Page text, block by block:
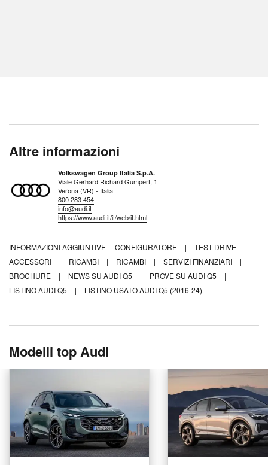
Altre informazioni
Volkswagen Group Italia S.p.A.
Viale Gerhard Richard Gumpert, 1
Verona (VR) - Italia
800 283 454
info@audi.it
https://www.audi.it/it/web/it.html
INFORMAZIONI AGGIUNTIVE CONFIGURATORE | TEST DRIVE
|
ACCESSORI
| RICAMBI | RICAMBI | SERVIZI FINANZIARI
|
BROCHURE
| NEWS SU AUDI Q5 | PROVE SU AUDI Q5
|
LISTINO AUDI Q5
| LISTINO USATO AUDI Q5 (2016-24)
Modelli top Audi